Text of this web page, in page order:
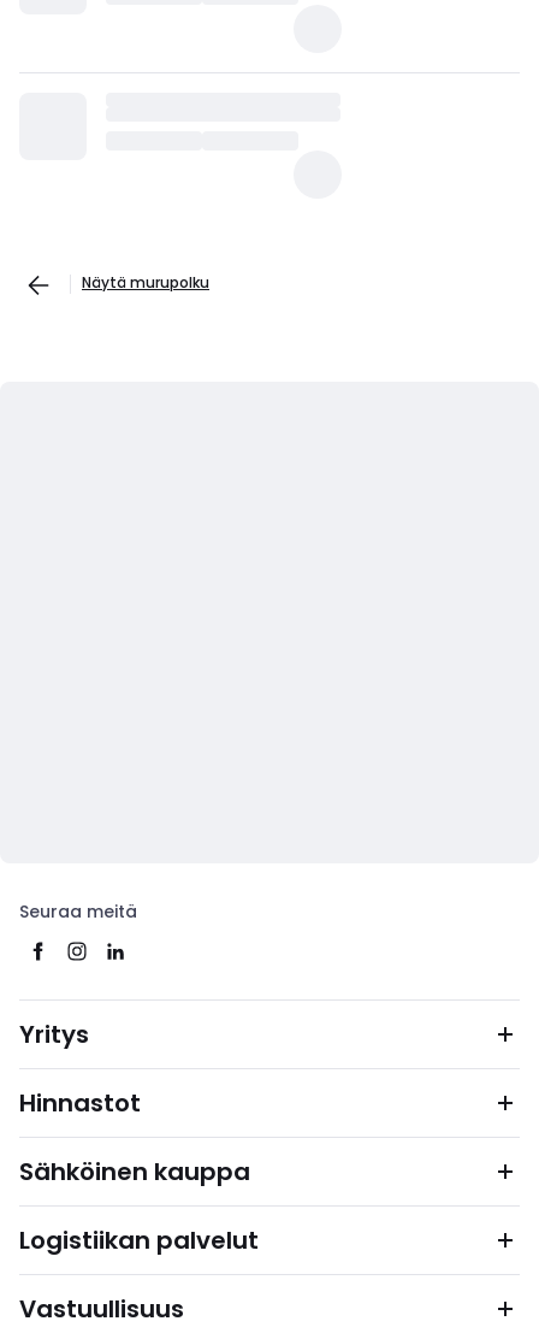
Näytä murupolku
Seuraa meitä
Yritys
Hinnastot
Sähköinen kauppa
Logistiikan palvelut
Vastuullisuus